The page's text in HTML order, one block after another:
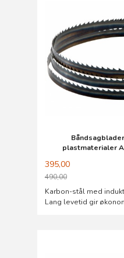
plastmaterialer
395,00
490,00
Rabatt
Karbon-stål med
Lang levetid gir